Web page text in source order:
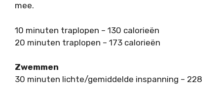
mee.
10 minuten traplopen – 130 calorieën
20 minuten traplopen – 173 calorieën
Zwemmen
30 minuten lichte/gemiddelde inspanning – 228